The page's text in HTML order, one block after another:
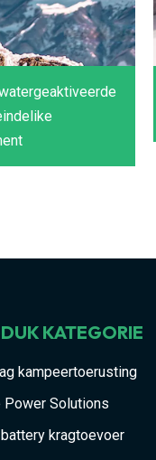
KATEGORIE
kampeertoerusting
Power Solutions
kragtoevoer